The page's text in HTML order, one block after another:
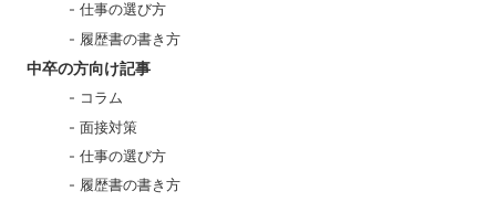
仕事の選び方
履歴書の書き方
中卒の方向け記事
コラム
面接対策
仕事の選び方
履歴書の書き方